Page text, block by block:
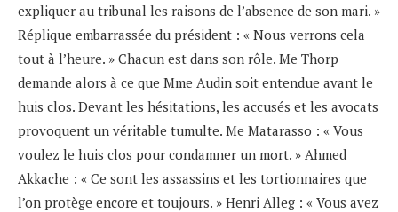
expliquer au tribunal les raisons de l’absence de son mari. »
Réplique embarrassée du président : « Nous verrons cela
tout à l’heure. » Chacun est dans son rôle. Me Thorp
demande alors à ce que Mme Audin soit entendue avant le
huis clos. Devant les hésitations, les accusés et les avocats
provoquent un véritable tumulte. Me Matarasso : « Vous
voulez le huis clos pour condamner un mort. » Ahmed
Akkache : « Ce sont les assassins et les tortionnaires que
l’on protège encore et toujours. » Henri Alleg : « Vous avez